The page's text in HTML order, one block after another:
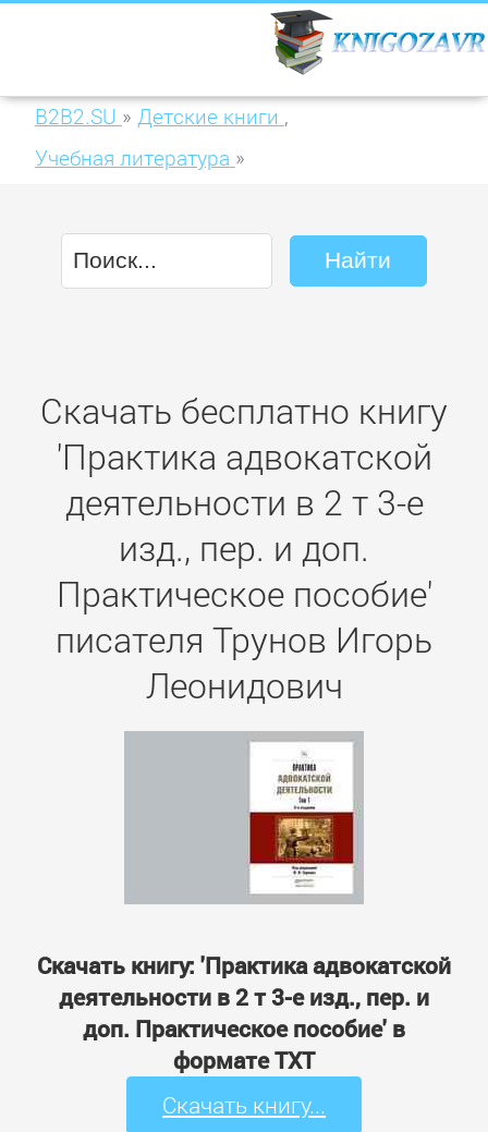
B2B2.SU » Детские книги ,
Учебная литература »
3-е изд., пер. и доп. Практическое пособие
Скачать бесплатно книгу
'Практика адвокатской
деятельности в 2 т 3-е
изд., пер. и доп.
Практическое пособие'
писателя Трунов Игорь
Леонидович
Скачать книгу: 'Практика адвокатской
деятельности в 2 т 3-е изд., пер. и
доп. Практическое пособие' в
формате TXT
Скачать книгу...